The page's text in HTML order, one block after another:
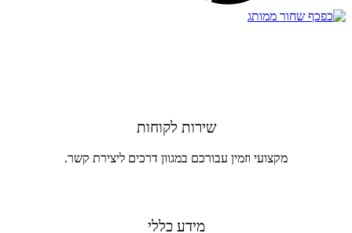
שירות לקוחות
מקצועי וזמין עבורכם במגוון דרכים ליצירת קשר.
מידע כללי